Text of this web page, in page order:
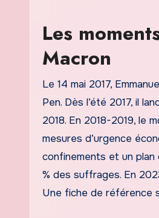
Les
Macron
Le 14 mai 2017,
Pen. Dès l’été 2017, il
2018. En 2018-2019, le
mesures d’urgence
confinements et un plan
% des suffrages. En
Une fiche de référence